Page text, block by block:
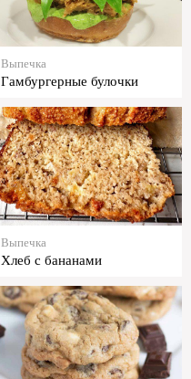
Выпечка
Гамбургерные булочки
Выпечка
Хлеб с бананами